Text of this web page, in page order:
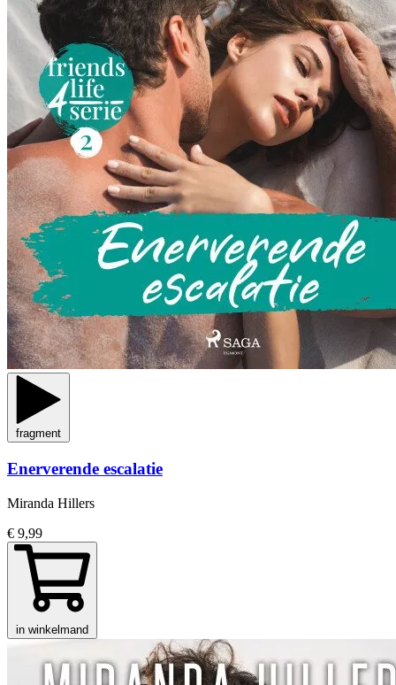
fragment
Enerverende escalatie
Miranda Hillers
€ 9,99
in winkelmand